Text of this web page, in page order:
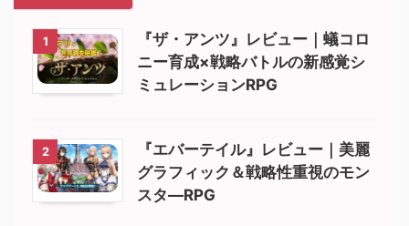
1
『ザ・アンツ』レビュー｜蟻コロ
ニー育成×戦略バトルの新感覚シ
ミュレーションRPG
2
『エバーテイル』レビュー｜美麗
グラフィック＆戦略性重視のモン
スタ―RPG